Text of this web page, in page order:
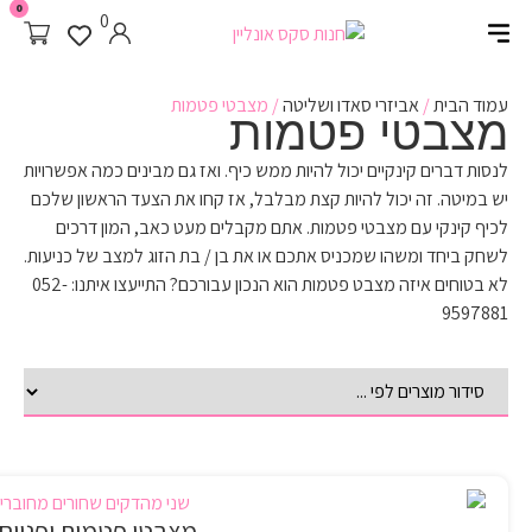
0
0
עמוד הבית/אביזרי סאדו ושליטה/ מצבטי פטמות
מצבטי פטמות
לנסות דברים קינקיים יכול להיות ממש כיף. ואז גם מבינים כמה אפשרויות
יש במיטה. זה יכול להיות קצת מבלבל, אז קחו את הצעד הראשון שלכם
לכיף קינקי עם מצבטי פטמות. אתם מקבלים מעט כאב, המון דרכים
לשחק ביחד ומשהו שמכניס אתכם או את בן / בת הזוג למצב של כניעות.
לא בטוחים איזה מצבט פטמות הוא הנכון עבורכם? התייעצו איתנו: 052-
9597881